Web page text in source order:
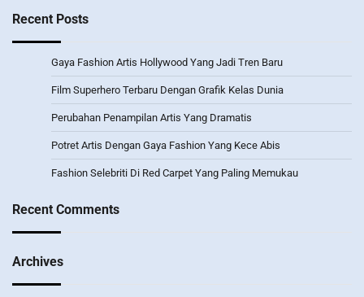
Recent Posts
Gaya Fashion Artis Hollywood Yang Jadi Tren Baru
Film Superhero Terbaru Dengan Grafik Kelas Dunia
Perubahan Penampilan Artis Yang Dramatis
Potret Artis Dengan Gaya Fashion Yang Kece Abis
Fashion Selebriti Di Red Carpet Yang Paling Memukau
Recent Comments
Archives